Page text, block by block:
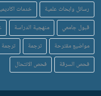
رسائل وابحاث علمية
خدمات
قبول جامعي
منهجية الدراسة
مواضيع مقترحة
ترجمة ترجمة
فحص السرقة
فحص الانتحال